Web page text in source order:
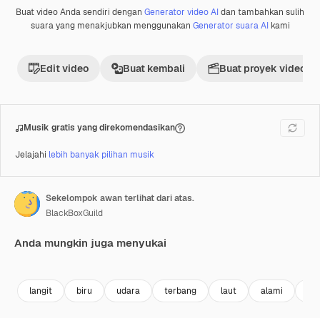
Premium
Buat video Anda sendiri dengan Generator video AIdan tambahkan sulih
suara yang menakjubkan menggunakan Generator suara AIkami
Edit video Buat kembali Buat proyek video
Musik gratis yang direkomendasikan
Jelajahi lebih banyak pilihan musik
Sekelompok awan terlihat dari atas.
BlackBoxGuild
Anda mungkin juga menyukai
langit biru udara terbang laut alami